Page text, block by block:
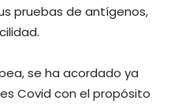
pruebas de antígenos,
se ha acordado ya
Covid con el propósito